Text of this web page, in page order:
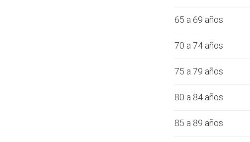
65 a 69 años
70 a 74 años
75 a 79 años
80 a 84 años
85 a 89 años